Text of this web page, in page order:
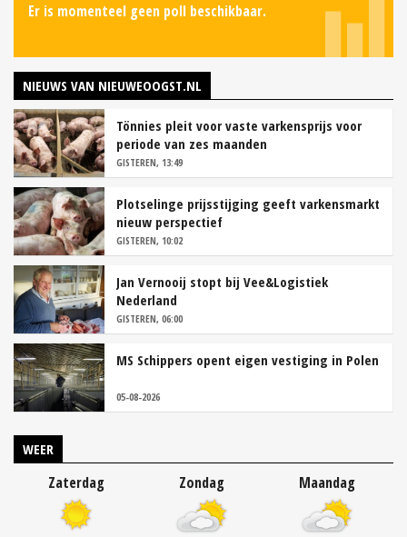
Er is momenteel geen poll beschikbaar.
NIEUWS VAN NIEUWEOOGST.NL
Tönnies pleit voor vaste varkensprijs voor
periode van zes maanden
GISTEREN, 13:49
Plotselinge prijsstijging geeft varkensmarkt
nieuw perspectief
GISTEREN, 10:02
Jan Vernooij stopt bij Vee&Logistiek
Nederland
GISTEREN, 06:00
MS Schippers opent eigen vestiging in Polen
05-08-2026
WEER
Zaterdag Zondag Maandag